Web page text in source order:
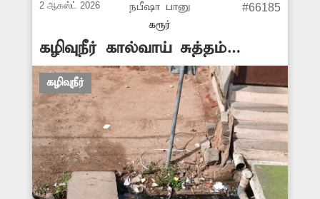
அபாயம் உள்ளது. எனவே, கழிவுநீர்
வாய்க்காலில் ஏற்பட்டுள்ள அடைப்பை
சரிசெய்ய சம்பந்தப்பட்ட அதிகாரிகள்
நடவடிக்கை எடுக்க வேண்டும்.
2 ஆகஸ்ட் 2026
நபீஷா பானு
கரூர்
#66185
கழிவுநீர் கால்வாய் சுத்தம்
செய்யப்படுமா?
கழிவுநீர்